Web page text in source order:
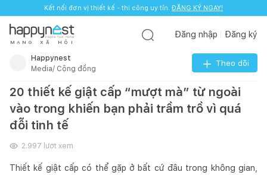
Kết nối đơn vị thiết kế - thi công uy tín. ĐĂNG KÝ NGAY!
M Ạ N G X Ã H Ộ I
Đăng nhập Đăng ký
Happynest
Media/ Cộng đồng
Theo dõi
20 thiết kế giật cấp “mượt mà” từ ngoài
vào trong khiến bạn phải trầm trồ vì quá
đỗi tinh tế
2.997 lượt xem
Thiết kế giật cấp có thể gặp ở bất cứ đâu trong không gian,